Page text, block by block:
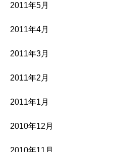
2011年5月
2011年4月
2011年3月
2011年2月
2011年1月
2010年12月
2010年11月